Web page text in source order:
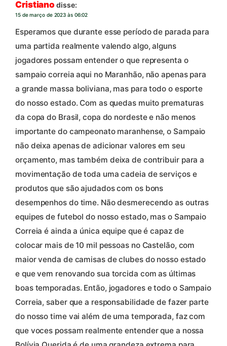
Cristiano disse:
15 de março de 2023 às 06:02
Esperamos que durante esse período de parada para
uma partida realmente valendo algo, alguns
jogadores possam entender o que representa o
sampaio correia aqui no Maranhão, não apenas para
a grande massa boliviana, mas para todo o esporte
do nosso estado. Com as quedas muito prematuras
da copa do Brasil, copa do nordeste e não menos
importante do campeonato maranhense, o Sampaio
não deixa apenas de adicionar valores em seu
orçamento, mas também deixa de contribuir para a
movimentação de toda uma cadeia de serviços e
produtos que são ajudados com os bons
desempenhos do time. Não desmerecendo as outras
equipes de futebol do nosso estado, mas o Sampaio
Correia é ainda a única equipe que é capaz de
colocar mais de 10 mil pessoas no Castelão, com
maior venda de camisas de clubes do nosso estado
e que vem renovando sua torcida com as últimas
boas temporadas. Então, jogadores e todo o Sampaio
Correia, saber que a responsabilidade de fazer parte
do nosso time vai além de uma temporada, faz com
que voces possam realmente entender que a nossa